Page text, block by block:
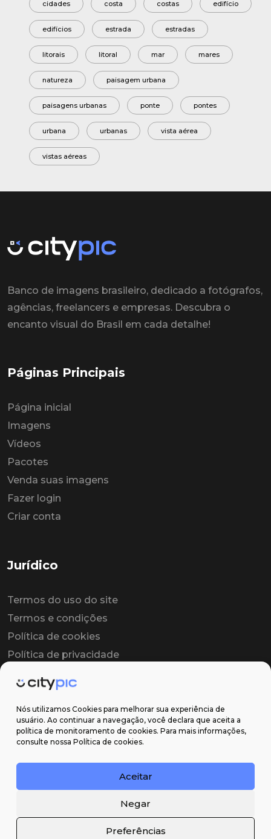
Nós utilizamos Cookies para melhorar sua experiência de
usuário. Ao continuar a navegação, você declara que aceita a
política de monitoramento de cookies. Para mais informações,
consulte nossa Política de cookies.
Aceitar
Negar
Preferências
cidades costa costas edifício
edifícios estrada estradas
litorais litoral mar mares
natureza paisagem urbana
paisagens urbanas ponte pontes
urbana urbanas vista aérea
vistas aéreas
Banco de imagens brasileiro, dedicado a fotógrafos,
agências, freelancers e empresas. Descubra o
encanto visual do Brasil em cada detalhe!
Páginas Principais
Página inicial
Imagens
Vídeos
Pacotes
Venda suas imagens
Fazer login
Criar conta
Jurídico
Termos do uso do site
Termos e condições
Política de cookies
Política de privacidade
Contrato de licença
Suporte
Email: contato@citypic.com.br